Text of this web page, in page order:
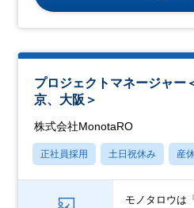
プロジェクトマネージャー
京、大阪＞
株式会社MonotaRO
正社員採用 土日祝休み 産
モノタロウは